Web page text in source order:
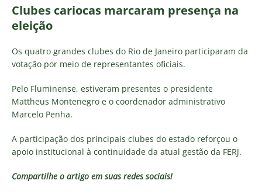
Clubes cariocas marcaram presença na
eleição
Os quatro grandes clubes do Rio de Janeiro participaram da
votação por meio de representantes oficiais.
Pelo Fluminense, estiveram presentes o presidente
Mattheus Montenegro e o coordenador administrativo
Marcelo Penha.
A participação dos principais clubes do estado reforçou o
apoio institucional à continuidade da atual gestão da FERJ.
Compartilhe o artigo em suas redes sociais!